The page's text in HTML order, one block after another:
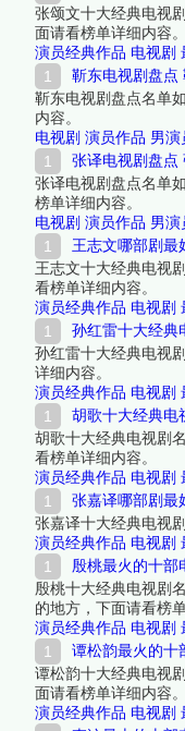
张颂文十大经典电视
面请看榜单详细内容。
演员经典作品 电视剧
靳东电视剧盘点
靳东电视剧盘点名单
内容。
电视剧 演员作品 男演
张译电视剧盘点
张译电视剧盘点名单
榜单详细内容。
电视剧 演员作品 男演
王志文哪部剧最
王志文十大经典电视
看榜单详细内容。
演员经典作品 电视剧
孙红雷十大经典
孙红雷十大经典电视
详细内容。
演员经典作品 电视剧
胡歌十大经典电
胡歌十大经典电视剧
看榜单详细内容。
演员经典作品 电视剧
张嘉译哪部剧最
张嘉译十大经典电视
演员经典作品 电视剧
殷桃最火的十部
殷桃十大经典电视剧
的地方，下面请看榜
演员经典作品 电视剧
谭松韵最火的十
谭松韵十大经典电视
面请看榜单详细内容。
演员经典作品 电视剧